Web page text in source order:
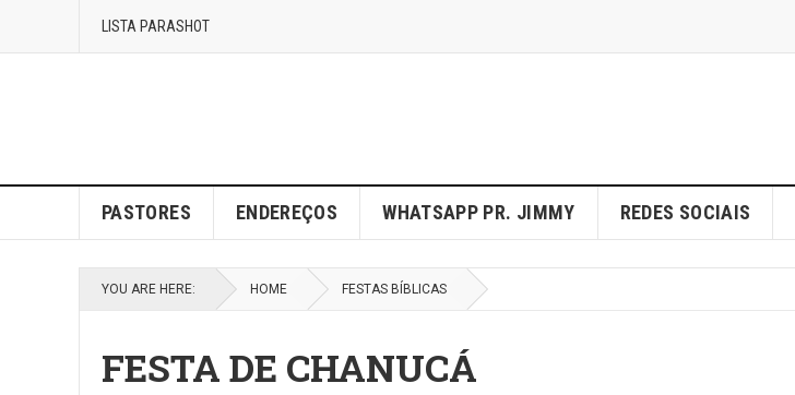
LISTA PARASHOT
PASTORES ENDEREÇOS WHATSAPP PR. JIMMY REDES SOCIAIS
YOU ARE HERE: HOME FESTAS BÍBLICAS
FESTA DE CHANUCÁ